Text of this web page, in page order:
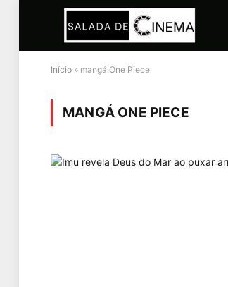
Início » mangá One Piece
MANGÁ ONE PIECE